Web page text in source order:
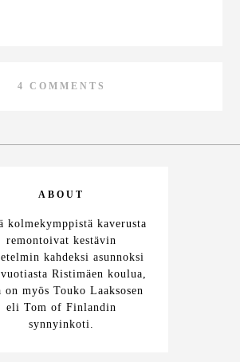
4 COMMENTS
ABOUT
kolmekymppistä kaverusta
remontoivat kestävin
kahdeksi asunnoksi
Ristimäen koulua,
on myös Touko Laaksosen
eli Tom of Finlandin
synnyinkoti.